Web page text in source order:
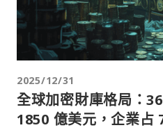
2025/12/31
全球加密財庫格局：
1850 億美元，企業占